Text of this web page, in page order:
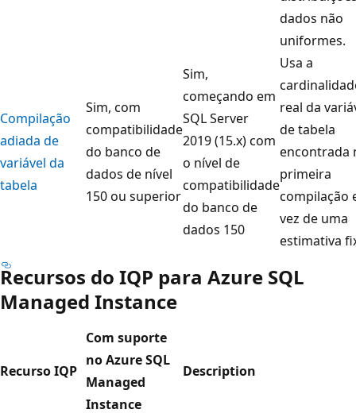
dados não
uniformes.
Compilação
adiada de
variável da
tabela
Sim, com
compatibilidade
do banco de
dados de nível
150 ou superior
Sim,
começando em
SQL Server
2019 (15.x) com
o nível de
compatibilidade
do banco de
dados 150
Usa a
real da
de tabela
encontrada
primeira
compilação
vez de uma
estimativa
Recursos do IQP para Azure SQL
Managed Instance
Recurso IQP
Com suporte
no Azure SQL
Managed
Instance
Description